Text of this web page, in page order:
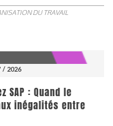
DU TRAVAIL
/ 2026
: Quand le
inégalités entre